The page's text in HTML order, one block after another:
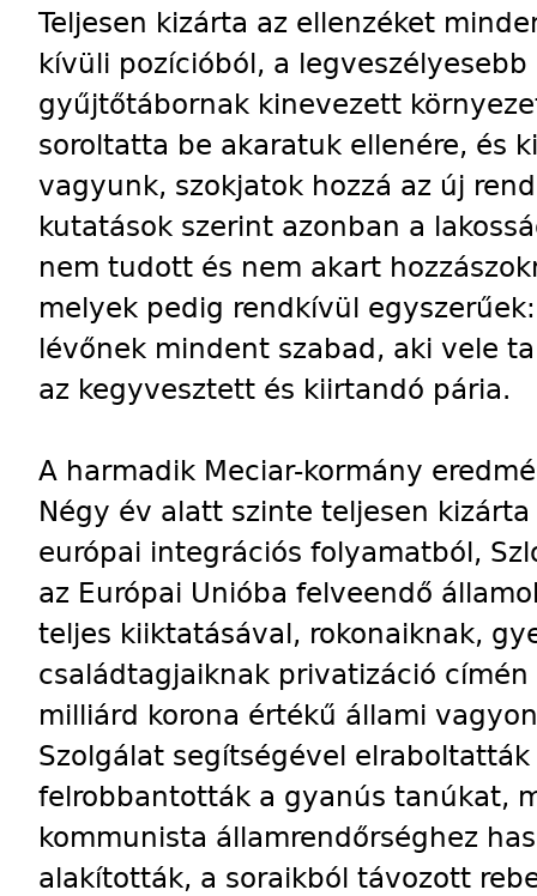
Teljesen kizárta az ellenzéket
kívüli pozícióból, a legveszélyesebb
gyűjtőtábornak kinevezett
soroltatta be akaratuk ellenére, és
vagyunk, szokjatok hozzá az új
kutatások szerint azonban a
nem tudott és nem akart
melyek pedig rendkívül
lévőnek mindent szabad, aki vele
az kegyvesztett és kiirtandó pária.
A harmadik Meciar-kormány
Négy év alatt szinte teljesen
európai integrációs folyamatból,
az Európai Unióba felveendő
teljes kiiktatásával, rokonaiknak,
családtagjaiknak privatizáció
milliárd korona értékű állami
Szolgálat segítségével
felrobbantották a gyanús tanúkat,
kommunista államrendőrséghez
alakították, a soraikból távozott